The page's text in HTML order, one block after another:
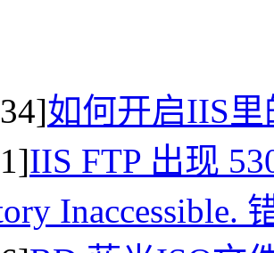
如何开启IIS里
IIS FTP 出现
Inaccessible.